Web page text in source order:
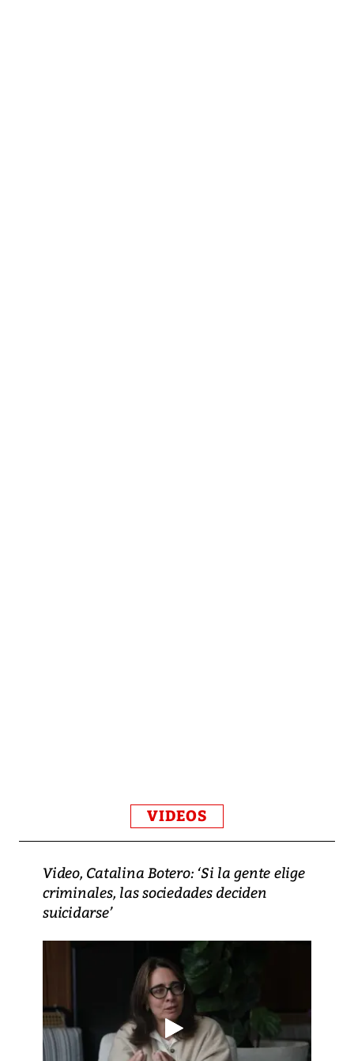
VIDEOS
Video, Catalina Botero: ‘Si la gente elige
criminales, las sociedades deciden
suicidarse’